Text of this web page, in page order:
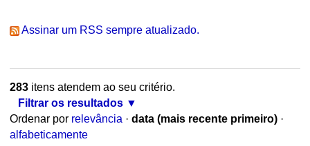
Assinar um RSS sempre atualizado.
283itens atendem ao seu critério.
Filtrar os resultados
Ordenar por relevância · data (mais recente primeiro) ·
alfabeticamente